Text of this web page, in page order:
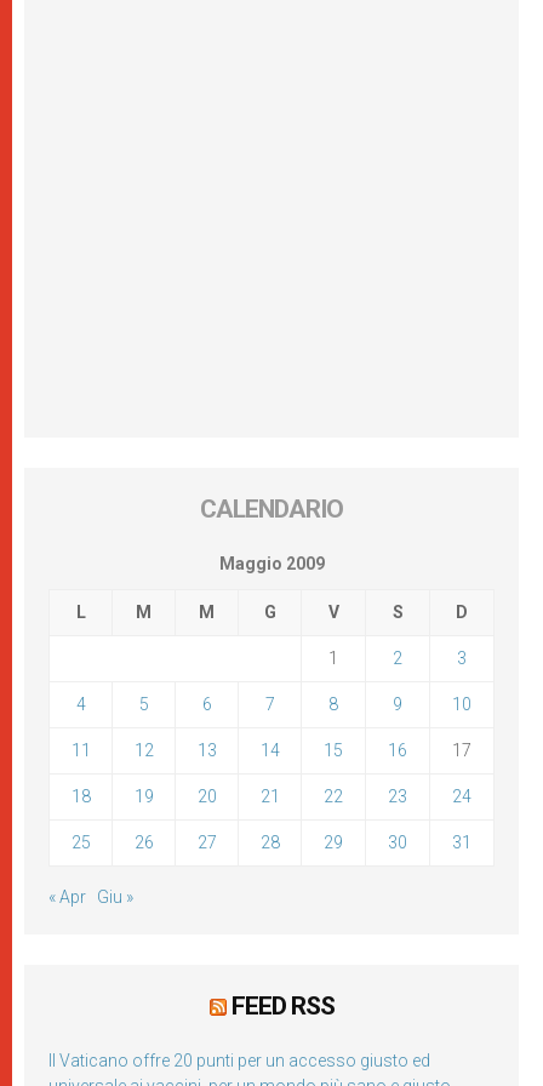
CALENDARIO
Maggio 2009
L M M G V S D
1 2 3
4 5 6 7 8 9 10
11 12 13 14 15 16 17
18 19 20 21 22 23 24
25 26 27 28 29 30 31
« Apr Giu »
FEED RSS
Il Vaticano offre 20 punti per un accesso giusto ed